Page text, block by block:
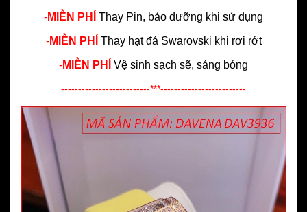
-MIỄN PHÍ Thay Pin, bảo dưỡng khi sử dụng
-MIỄN PHÍ Thay hạt đá Swarovski khi rơi rớt
-MIỄN PHÍ Vệ sinh sạch sẽ, sáng bóng
--------------------------***-------------------------